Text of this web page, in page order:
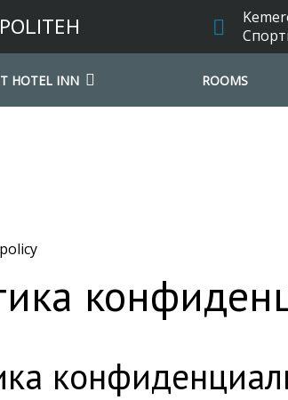
HOTEL INN ROOMS